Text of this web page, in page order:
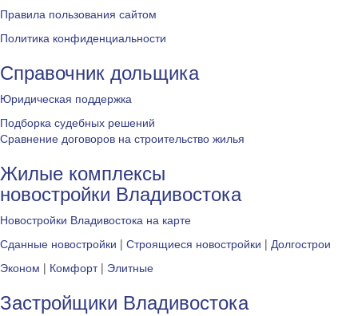
Правила пользования сайтом
Политика конфиденциальности
Справочник дольщика
Юридическая поддержка
Подборка судебных решений
Сравнение договоров на строительство жилья
Жилые комплексы
новостройки Владивостока
Новостройки Владивостока на карте
Сданные новостройки | Строящиеся новостройки | Долгострои
Эконом | Комфорт| Элитные
Застройщики Владивостока